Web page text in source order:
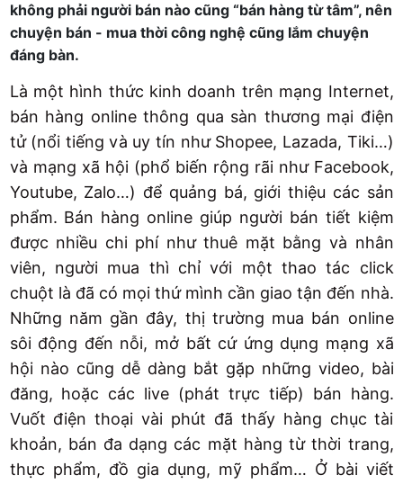
không phải người bán nào cũng “bán hàng từ tâm”, nên
chuyện bán - mua thời công nghệ cũng lắm chuyện
đáng bàn.
Là một hình thức kinh doanh trên mạng Internet,
bán hàng online thông qua sàn thương mại điện
tử (nổi tiếng và uy tín như Shopee, Lazada, Tiki…)
và mạng xã hội (phổ biến rộng rãi như Facebook,
Youtube, Zalo…) để quảng bá, giới thiệu các sản
phẩm. Bán hàng online giúp người bán tiết kiệm
được nhiều chi phí như thuê mặt bằng và nhân
viên, người mua thì chỉ với một thao tác click
chuột là đã có mọi thứ mình cần giao tận đến nhà.
Những năm gần đây, thị trường mua bán online
sôi động đến nỗi, mở bất cứ ứng dụng mạng xã
hội nào cũng dễ dàng bắt gặp những video, bài
đăng, hoặc các live (phát trực tiếp) bán hàng.
Vuốt điện thoại vài phút đã thấy hàng chục tài
khoản, bán đa dạng các mặt hàng từ thời trang,
thực phẩm, đồ gia dụng, mỹ phẩm… Ở bài viết